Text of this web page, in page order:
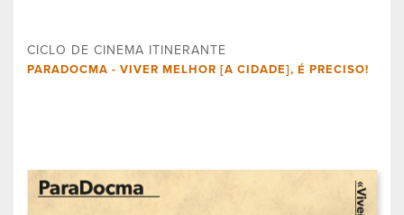
CICLO DE CINEMA ITINERANTE
PARADOCMA - VIVER MELHOR [A CIDADE], É PRECISO!